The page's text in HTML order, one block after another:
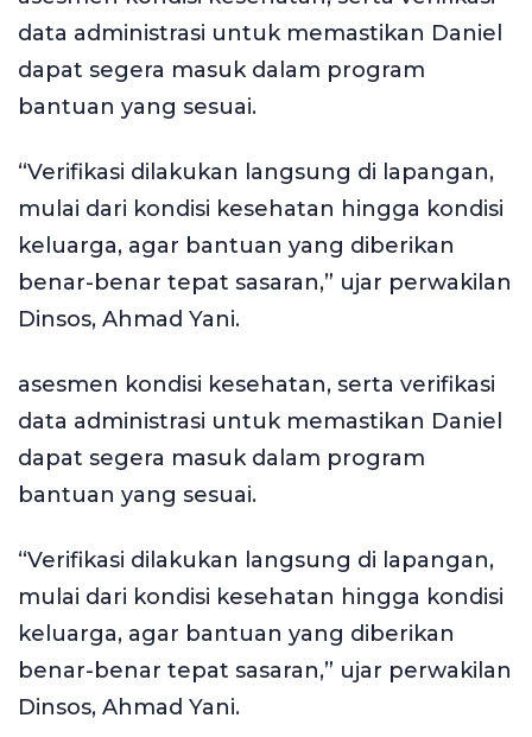
data administrasi untuk memastikan Daniel
dapat segera masuk dalam program
bantuan yang sesuai.
“Verifikasi dilakukan langsung di lapangan,
mulai dari kondisi kesehatan hingga kondisi
keluarga, agar bantuan yang diberikan
benar-benar tepat sasaran,” ujar perwakilan
Dinsos, Ahmad Yani.
asesmen kondisi kesehatan, serta verifikasi
data administrasi untuk memastikan Daniel
dapat segera masuk dalam program
bantuan yang sesuai.
“Verifikasi dilakukan langsung di lapangan,
mulai dari kondisi kesehatan hingga kondisi
keluarga, agar bantuan yang diberikan
benar-benar tepat sasaran,” ujar perwakilan
Dinsos, Ahmad Yani.